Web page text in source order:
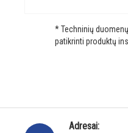
* Techninių
patikrinti produktų
Adresai: